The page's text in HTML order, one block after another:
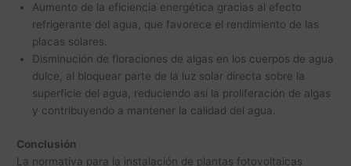
Aumento de la eficiencia energética gracias al efecto
refrigerante del agua, que favorece el rendimiento de las
placas solares.
Disminución de floraciones de algas en los cuerpos de agua
dulce, al bloquear parte de la luz solar directa sobre la
superficie del agua, reduciendo así la proliferación de algas
y contribuyendo a mantener la calidad del agua.
Conclusión
La normativa para la instalación de plantas fotovoltaicas